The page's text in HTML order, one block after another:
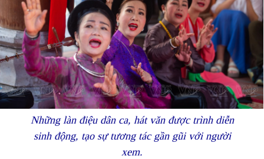
Những làn điệu dân ca, hát văn được trình diễn
sinh động, tạo sự tương tác gần gũi với người
xem.